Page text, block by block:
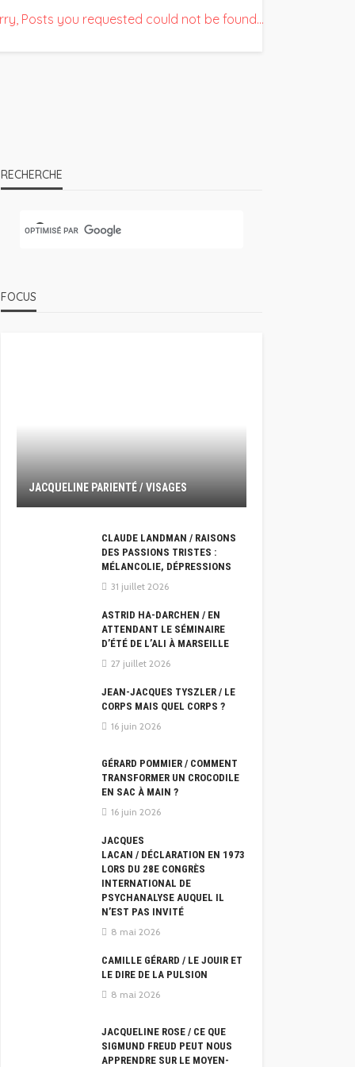
Posts you requested could not be found...
RECHERCHE
FOCUS
JACQUELINE PARIENTÉ / VISAGES
CLAUDE LANDMAN / RAISONS
DES PASSIONS TRISTES :
MÉLANCOLIE, DÉPRESSIONS
31 juillet 2026
ASTRID HA-DARCHEN / EN
ATTENDANT LE SÉMINAIRE
D’ÉTÉ DE L’ALI À MARSEILLE
27 juillet 2026
JEAN-JACQUES TYSZLER / LE
CORPS MAIS QUEL CORPS ?
16 juin 2026
GÉRARD POMMIER / COMMENT
TRANSFORMER UN CROCODILE
EN SAC À MAIN ?
16 juin 2026
JACQUES
LACAN / DÉCLARATION EN 1973
LORS DU 28E CONGRÈS
INTERNATIONAL DE
PSYCHANALYSE AUQUEL IL
N’EST PAS INVITÉ
8 mai 2026
CAMILLE GÉRARD / LE JOUIR ET
LE DIRE DE LA PULSION
8 mai 2026
JACQUELINE ROSE / CE QUE
SIGMUND FREUD PEUT NOUS
APPRENDRE SUR LE MOYEN-